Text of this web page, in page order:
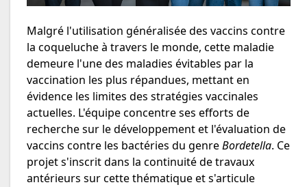
Malgré l'utilisation généralisée des vaccins contre
la coqueluche à travers le monde, cette maladie
demeure l'une des maladies évitables par la
vaccination les plus répandues, mettant en
évidence les limites des stratégies vaccinales
actuelles. L'équipe concentre ses efforts de
recherche sur le développement et l'évaluation de
vaccins contre les bactéries du genreBordetella. Ce
projet s'inscrit dans la continuité de travaux
antérieurs sur cette thématique et s'articule